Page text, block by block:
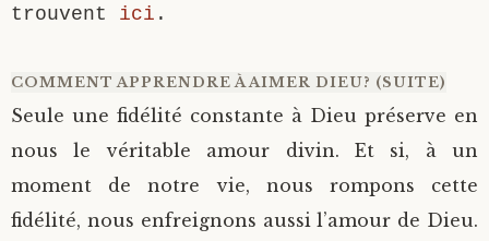
trouvent ici .
COMMENT APPRENDRE À AIMER DIEU? (SUITE)
Seule une fidélité constante à Dieu préserve en
nous le véritable amour divin. Et si, à un
moment de notre vie, nous rompons cette
fidélité, nous enfreignons aussi l’amour de Dieu.